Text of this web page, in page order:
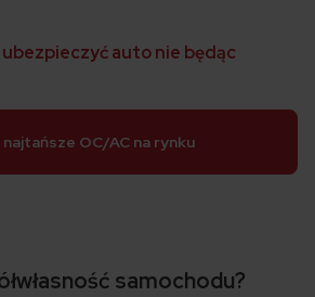
auto nie będąc
najtańsze OC/AC na rynku
samochodu?